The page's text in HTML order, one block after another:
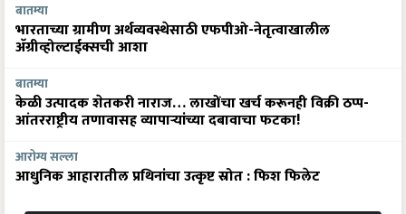
बातम्या
भारताच्या ग्रामीण अर्थव्यवस्थेसाठी एफपीओ-नेतृत्वाखालील
अ‍ॅग्रीव्होल्टाईक्सची आशा
बातम्या
केळी उत्पादक शेतकरी नाराज… लाखोंचा खर्च करूनही विक्री ठप्प-
आंतरराष्ट्रीय तणावासह व्यापाऱ्यांच्या दबावाचा फटका!
आरोग्य सल्ला
आधुनिक आहारातील प्रथिनांचा उत्कृष्ट स्रोत : फिश फिलेट